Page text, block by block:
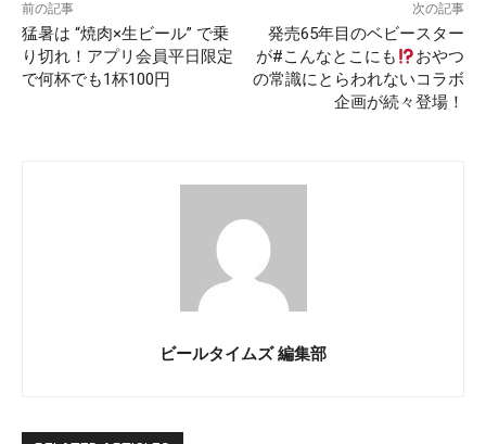
前の記事
猛暑は “焼肉×生ビール” で乗
り切れ！アプリ会員平日限定
で何杯でも1杯100円
次の記事
発売65年目のベビースター
が#こんなとこにも
おやつ
の常識にとらわれないコラボ
企画が続々登場！
ビールタイムズ 編集部